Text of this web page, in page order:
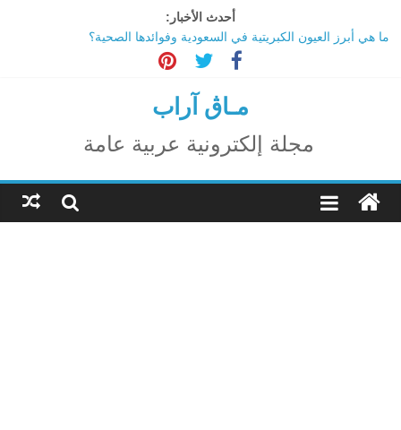
أحدث الأخبار:
ما هي أبرز العيون الكبريتية في السعودية وفوائدها الصحية؟
تاثير تقنية الميتافيرس على المجتمع
اكتشاف مدينة ضخمة تحت أهرامات الجيزة.. حقيقة أم خيال؟
ترامب: تقدم deepSeek الصينية في الذكاء الاصطناعي جرس إنذار
مـاڨ آراب
مجلة إلكترونية عربية عامة